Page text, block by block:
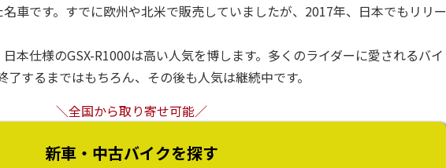
車です。すでに欧州や北米で販売していましたが、2017年、日本でもリリー
日本仕様のGSX-R1000​​は高い人気を博します。多くのライダーに愛されるバイ
するまではもちろん、その後も人気は継続中です。
＼全国から取り寄せ可能／
新車・中古バイクを探す